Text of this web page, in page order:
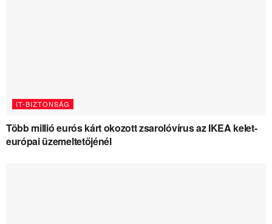
IT-BIZTONSÁG
Több millió eurós kárt okozott zsarolóvírus az IKEA kelet-
európai üzemeltetőjénél